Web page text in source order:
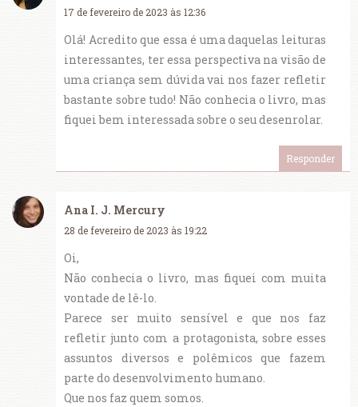
17 de fevereiro de 2023 às 12:36
Olá! Acredito que essa é uma daquelas leituras
interessantes, ter essa perspectiva na visão de
uma criança sem dúvida vai nos fazer refletir
bastante sobre tudo! Não conhecia o livro, mas
fiquei bem interessada sobre o seu desenrolar.
Responder
Ana I. J. Mercury
28 de fevereiro de 2023 às 19:22
Oi,
Não conhecia o livro, mas fiquei com muita
vontade de lê-lo.
Parece ser muito sensível e que nos faz
refletir junto com a protagonista, sobre esses
assuntos diversos e polêmicos que fazem
parte do desenvolvimento humano.
Que nos faz quem somos.